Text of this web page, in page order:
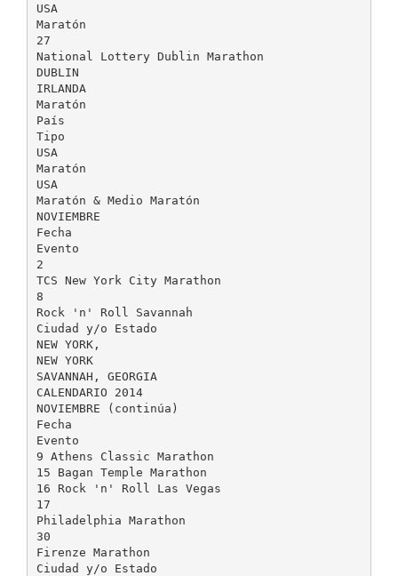
USA
Maratón
27
National Lottery Dublin Marathon
DUBLIN
IRLANDA
Maratón
País
Tipo
USA
Maratón
USA
Maratón & Medio Maratón
NOVIEMBRE
Fecha
Evento
2
TCS New York City Marathon
8
Rock 'n' Roll Savannah
Ciudad y/o Estado
NEW YORK,
NEW YORK
SAVANNAH, GEORGIA
CALENDARIO 2014
NOVIEMBRE (continúa)
Fecha
Evento
9 Athens Classic Marathon
15 Bagan Temple Marathon
16 Rock 'n' Roll Las Vegas
17
Philadelphia Marathon
30
Firenze Marathon
Ciudad y/o Estado